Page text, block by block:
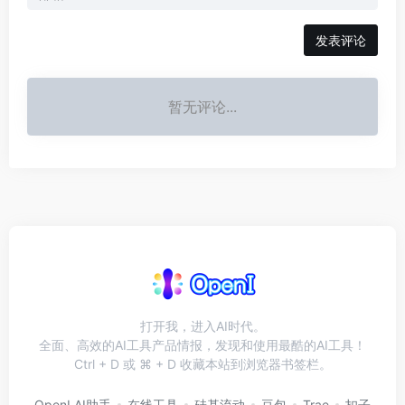
发表评论
暂无评论...
打开我，进入AI时代。
全面、高效的AI工具产品情报，发现和使用最酷的AI工具！
Ctrl + D 或 ⌘ + D 收藏本站到浏览器书签栏。